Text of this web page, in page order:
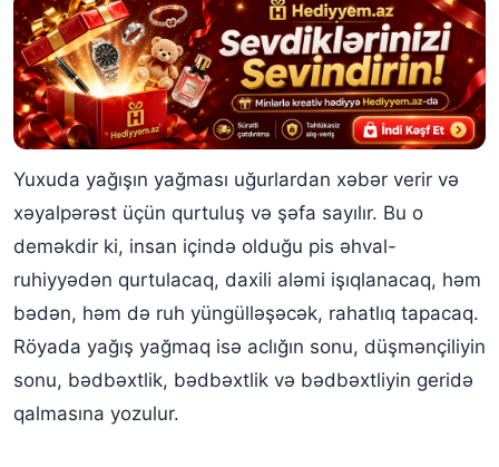
Yuxuda yağışın yağması uğurlardan xəbər verir və
xəyalpərəst üçün qurtuluş və şəfa sayılır. Bu o
deməkdir ki, insan içində olduğu pis əhval-
ruhiyyədən qurtulacaq, daxili aləmi işıqlanacaq, həm
bədən, həm də ruh yüngülləşəcək, rahatlıq tapacaq.
Röyada yağış yağmaq isə aclığın sonu, düşmənçiliyin
sonu, bədbəxtlik, bədbəxtlik və bədbəxtliyin geridə
qalmasına yozulur.